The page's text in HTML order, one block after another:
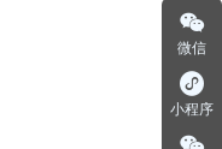
微信
小程序